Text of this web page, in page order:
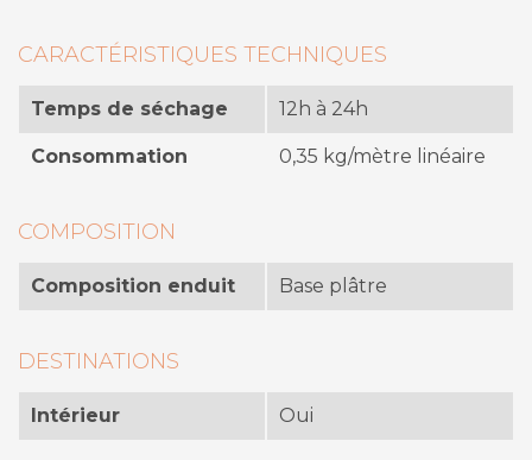
CARACTÉRISTIQUES TECHNIQUES
Temps de séchage 12h à 24h
Consommation 0,35 kg/mètre linéaire
COMPOSITION
Composition enduit Base plâtre
DESTINATIONS
Intérieur Oui